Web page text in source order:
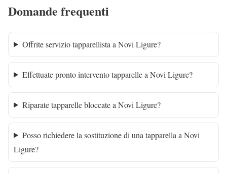
Domande frequenti
Offrite servizio tapparellista a Novi Ligure?
Effettuate pronto intervento tapparelle a Novi Ligure?
Riparate tapparelle bloccate a Novi Ligure?
Posso richiedere la sostituzione di una tapparella a Novi
Ligure?